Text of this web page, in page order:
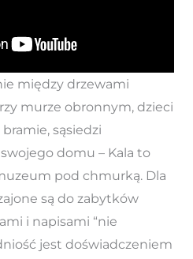
między drzewami
murze obronnym, dzieci
sąsiedzi
domu – Kala to
pod chmurką. Dla
są do zabytków
i napisami “nie
jest doświadczeniem